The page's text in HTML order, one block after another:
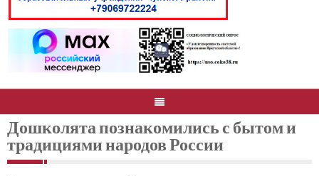
Дошколята познакомились с бытом и
традициями народов России